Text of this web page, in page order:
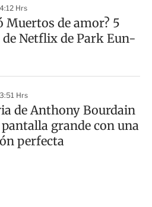
Hrs
Muertos de amor? 5
Netflix de Park Eun-
Hrs
de Anthony Bourdain
grande con una
perfecta